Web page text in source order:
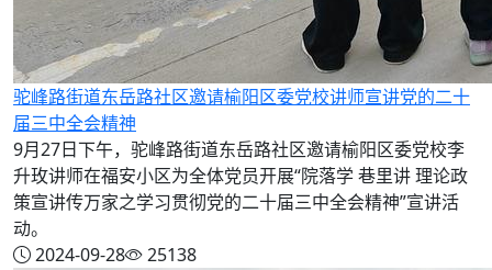
驼峰路街道东岳路社区邀请榆阳区委党校讲师宣讲党的二十
届三中全会精神
9月27日下午，驼峰路街道东岳路社区邀请榆阳区委党校李
升玫讲师在福安小区为全体党员开展“院落学 巷里讲 理论政
策宣讲传万家之学习贯彻党的二十届三中全会精神”宣讲活
动。
2024-09-28
25138